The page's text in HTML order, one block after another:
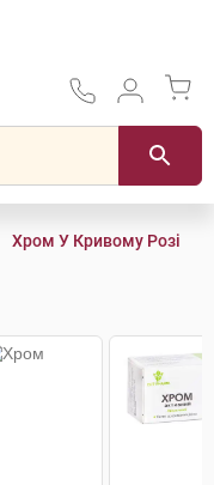
Хром У Кривому Розі